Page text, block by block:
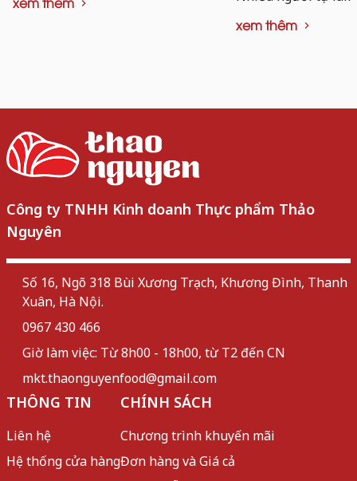
xem thêm
Công ty TNHH Kinh doanh Thực phẩm Thảo
Nguyên
Số 16, Ngõ 318 Bùi Xương Trạch, Khương Đình, Thanh
Xuân, Hà Nội.
0967 430 466
Giờ làm việc: Từ 8h00 - 18h00, từ T2 đến CN
mkt.thaonguyenfood@gmail.com
THÔNG TIN
Liên hệ
Hệ thống cửa hàng
CHÍNH SÁCH
Chương trình khuyến mãi
Đơn hàng và Giá cả